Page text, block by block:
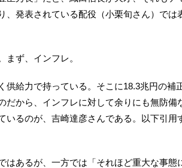
、発表されている配役（小栗旬さん）では
まず、インフレ。
供給力で持っている。そこに18.3兆円の補
だから、インフレに対して余りにも無防備
いるのが、吉崎達彦さんである。以下引用
はあるが、一方では「それほど重大な事態